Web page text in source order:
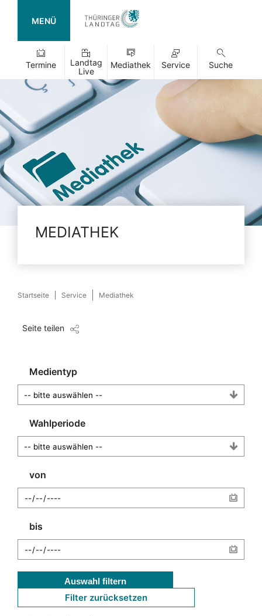
MENÜ
Termine
Landtag
Live
Mediathek Service Suche
MEDIATHEK
Startseite Service Mediathek
Seite teilen
Medientyp
Wahlperiode
von
bis
Auswahl filtern
Filter zurücksetzen